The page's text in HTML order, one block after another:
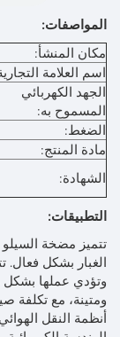
المواصفات:
مكان المنشأ:
اسم العلامة
الجهد الكهربائي
المسموح به:
الضغط:
مادة المنتج:
الشهادة:
التطبيقات:
تتميز مضخة السيلو
الغبار بشكل فعال.
وتؤدي عملها بشكل
ومتينة، مع تكلفة
أنظمة النقل